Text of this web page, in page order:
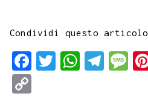
Condividi questo articolo
F
T
W
T
M